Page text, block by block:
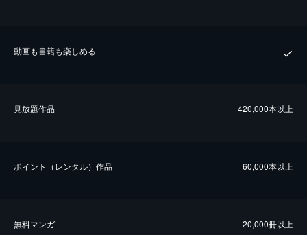
動画も書籍も楽しめる
⾒放題作品 420,000本以上
ポイント（レンタル）作品 60,000本以上
無料マンガ 20,000冊以上